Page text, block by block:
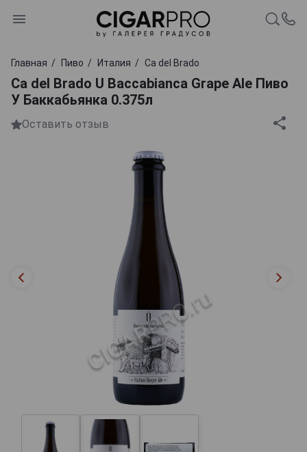
Главная Пиво Италия Ca del Brado
Ca del Brado U Baccabianca Grape Ale Пиво
У Баккабьянка 0.375л
Оставить отзыв